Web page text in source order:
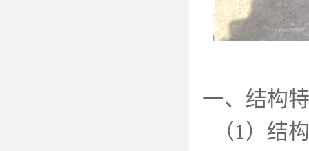
一、结构
（1）结